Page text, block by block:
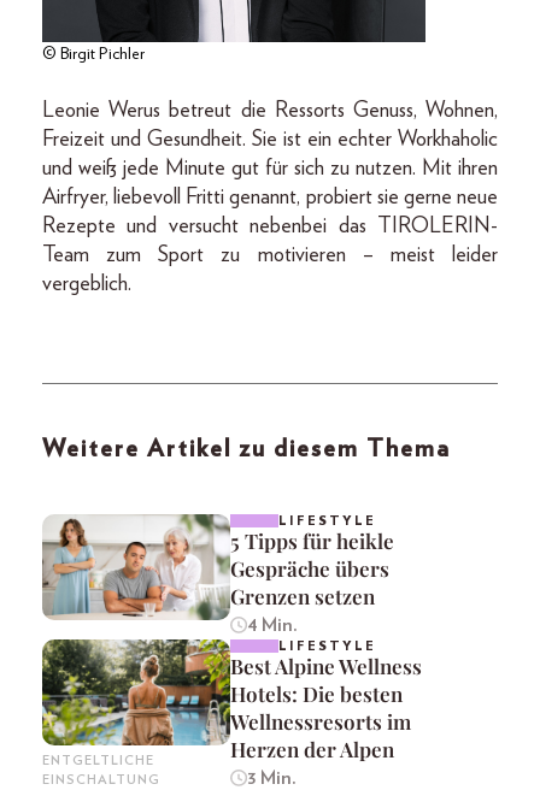
© Birgit Pichler
Leonie Werus betreut die Ressorts Genuss, Wohnen,
Freizeit und Gesundheit. Sie ist ein echter Workhaholic
und weiß jede Minute gut für sich zu nutzen. Mit ihren
Airfryer, liebevoll Fritti genannt, probiert sie gerne neue
Rezepte und versucht nebenbei das TIROLERIN-
Team zum Sport zu motivieren – meist leider
vergeblich.
Weitere Artikel zu diesem Thema
LIFESTYLE
5 Tipps für heikle
Gespräche übers
Grenzen setzen
4 Min.
ENTGELTLICHE
EINSCHALTUNG
LIFESTYLE
Best Alpine Wellness
Hotels: Die besten
Wellnessresorts im
Herzen der Alpen
3 Min.